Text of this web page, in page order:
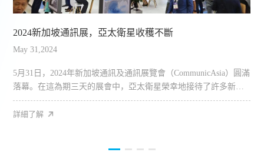
2024新加坡通訊展，亞太衛星收穫不斷
May 31,2024
5月31日，2024年新加坡通訊及通訊展覽會（CommunicAsia）圓滿
落幕。在這為期三天的展會中，亞太衛星榮幸地接待了許多新朋
友和老朋友，其中...
詳細了解